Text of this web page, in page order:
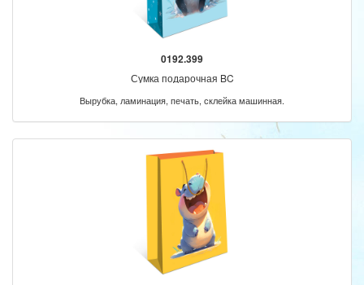
0192.399
Сумка подарочная BC
Вырубка, ламинация, печать, склейка машинная.